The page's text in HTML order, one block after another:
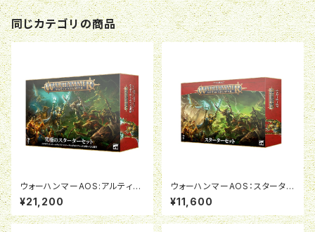
同じカテゴリの商品
ウォーハンマーAOS:アルティメ
ット・スターターセット（日本語
版）
¥21,200
ウォーハンマーAOS：スターター
セット（日本語版）
¥11,600